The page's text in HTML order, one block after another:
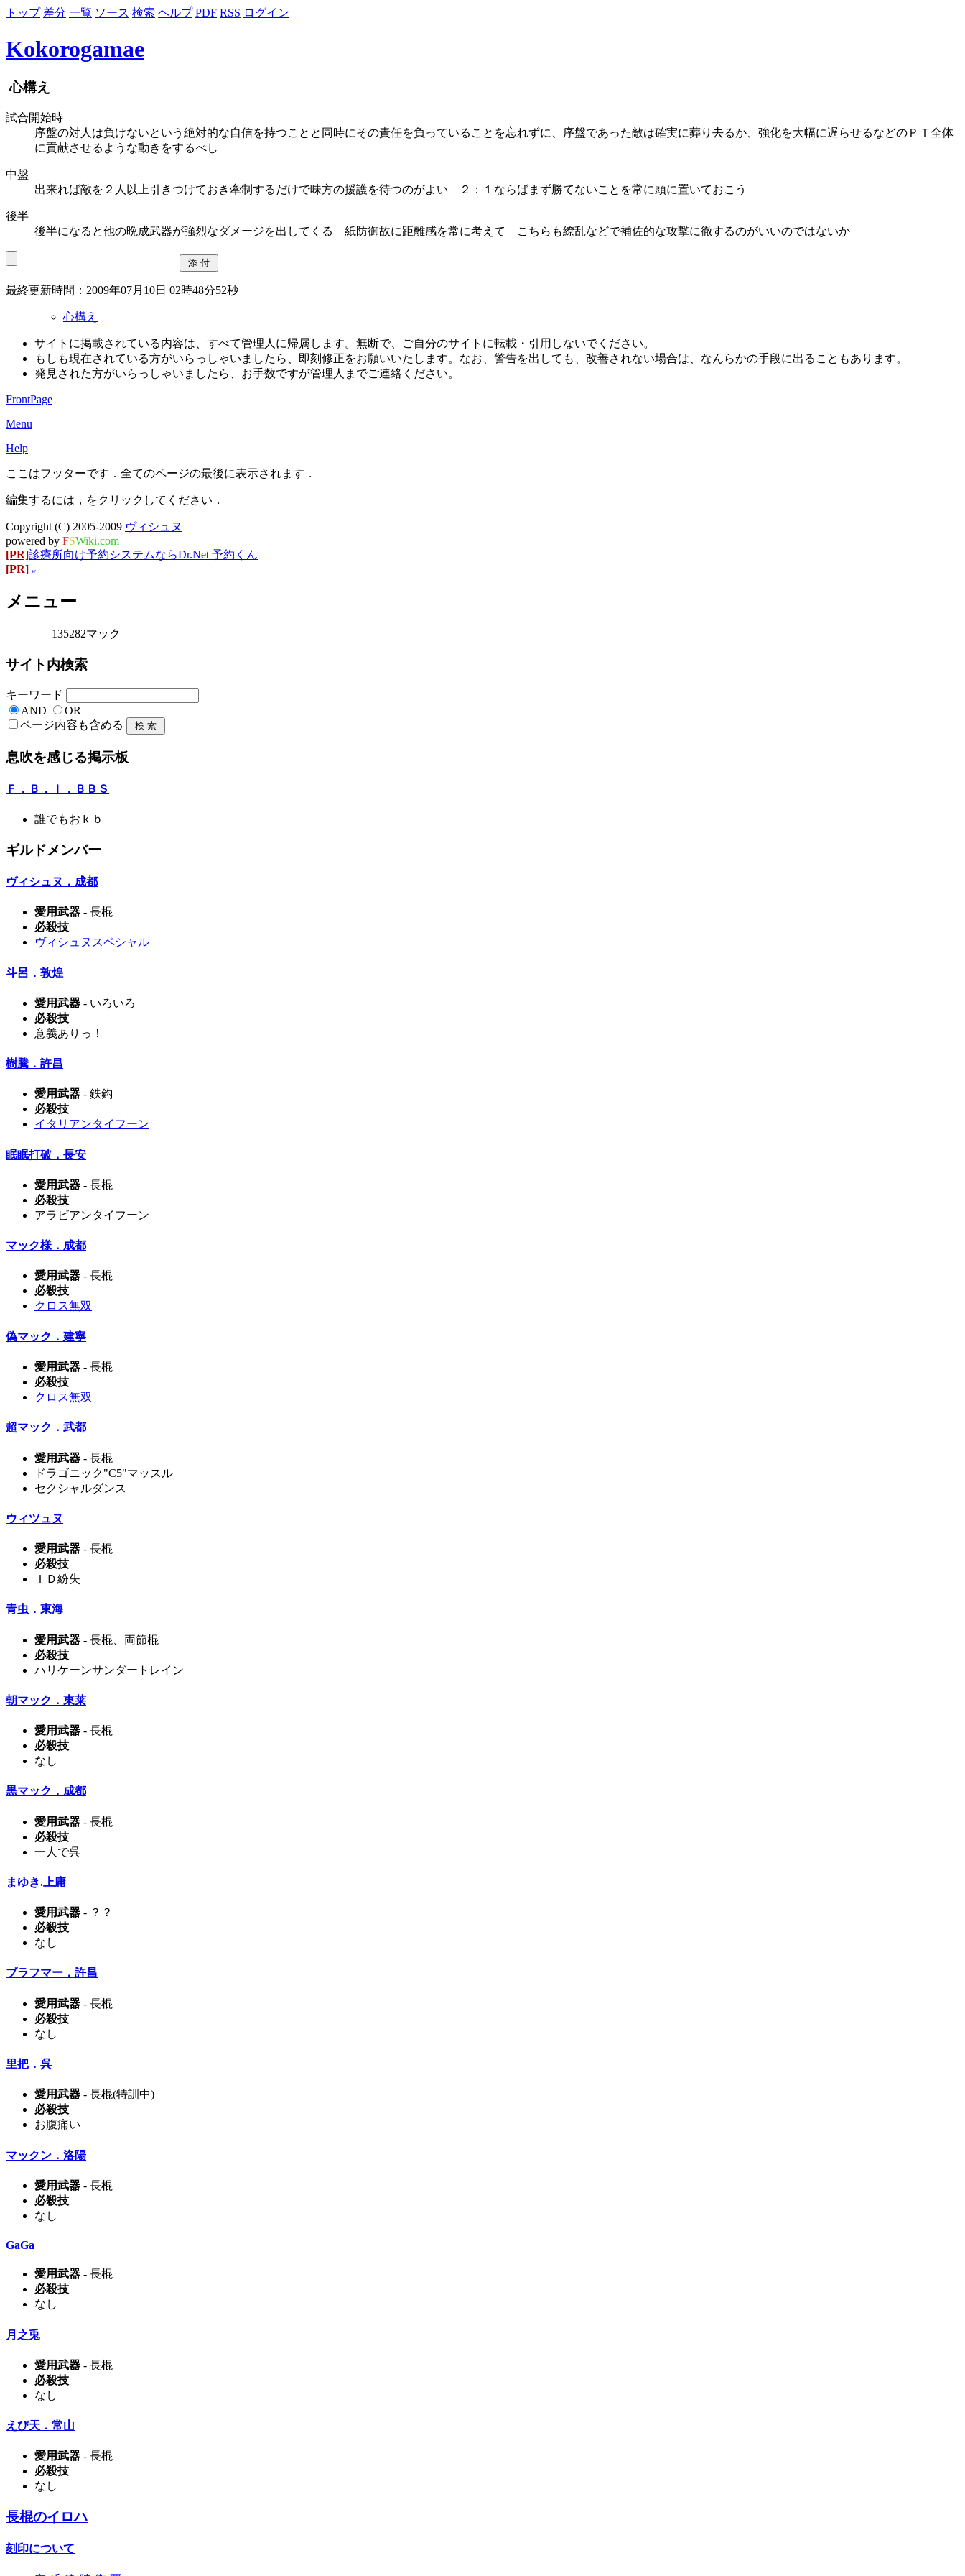
トップ 差分 一覧 ソース 検索 ヘルプ PDF RSS ログイン
Kokorogamae
心構え
試合開始時
序盤の対人は負けないという絶対的な自信を持つことと同時にその責任を負っていることを忘れずに、序盤であった敵は確実に葬り去るか、強化を大幅に遅らせるなどのＰＴ全体
に貢献させるような動きをするべし
中盤
出来れば敵を２人以上引きつけておき牽制するだけで味方の援護を待つのがよい ２：１ならばまず勝てないことを常に頭に置いておこう
後半
後半になると他の晩成武器が強烈なダメージを出してくる 紙防御故に距離感を常に考えて こちらも繚乱などで補佐的な攻撃に徹するのがいいのではないか
最終更新時間：2009年07月10日 02時48分52秒
心構え
サイトに掲載されている内容は、すべて管理人に帰属します。無断で、ご自分のサイトに転載・引用しないでください。
もしも現在されている方がいらっしゃいましたら、即刻修正をお願いいたします。なお、警告を出しても、改善されない場合は、なんらかの手段に出ることもあります。
発見された方がいらっしゃいましたら、お手数ですが管理人までご連絡ください。
FrontPage
Menu
Help
ここはフッターです．全てのページの最後に表示されます．
編集するには，をクリックしてください．
Copyright (C) 2005-2009 ヴィシュヌ
powered by FSWiki.com
[PR]診療所向け予約システムならDr.Net 予約くん
[PR] w
メニュー
135282マック
サイト内検索
キーワード
AND
OR
ページ内容も含める
息吹を感じる掲示板
Ｆ．Ｂ．Ｉ．ＢＢＳ
誰でもおｋｂ
ギルドメンバー
ヴィシュヌ．成都
愛用武器 - 長棍
必殺技
ヴィシュヌスペシャル
斗呂．敦煌
愛用武器 - いろいろ
必殺技
意義ありっ！
樹騰．許昌
愛用武器 - 鉄鈎
必殺技
イタリアンタイフーン
眠眠打破．長安
愛用武器 - 長棍
必殺技
アラビアンタイフーン
マック様．成都
愛用武器 - 長棍
必殺技
クロス無双
偽マック．建寧
愛用武器 - 長棍
必殺技
クロス無双
超マック．武都
愛用武器 - 長棍
ドラゴニック"C5"マッスル
セクシャルダンス
ウィツュヌ
愛用武器 - 長棍
必殺技
ＩＤ紛失
青虫．東海
愛用武器 - 長棍、両節棍
必殺技
ハリケーンサンダートレイン
朝マック．東莱
愛用武器 - 長棍
必殺技
なし
黒マック．成都
愛用武器 - 長棍
必殺技
一人で呉
まゆき.上庸
愛用武器 - ？？
必殺技
なし
ブラフマー．許昌
愛用武器 - 長棍
必殺技
なし
里把．呉
愛用武器 - 長棍(特訓中)
必殺技
お腹痛い
マックン．洛陽
愛用武器 - 長棍
必殺技
なし
GaGa
愛用武器 - 長棍
必殺技
なし
月之兎
愛用武器 - 長棍
必殺技
なし
えび天．常山
愛用武器 - 長棍
必殺技
なし
長棍のイロハ
刻印について